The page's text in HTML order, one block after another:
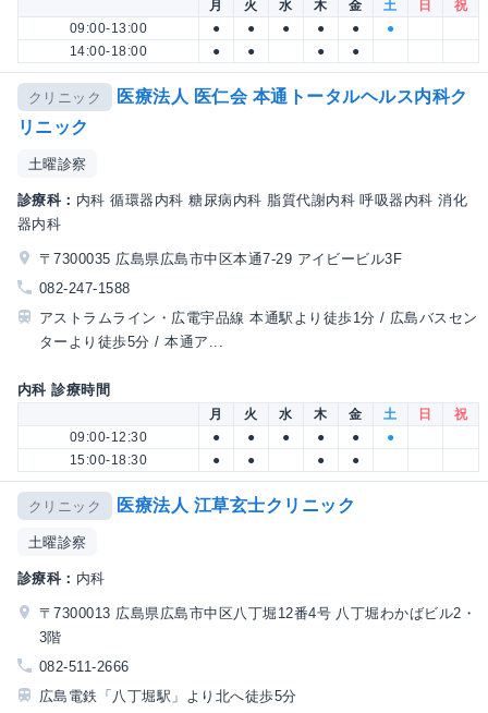
月 火 水 木 金 土 日
祝
09:00-13:00
● ● ● ● ●
●
14:00-18:00
● ● ● ●
クリニック
医療法人 医仁会 本通トータルヘルス内科ク
リニック
土曜診察
診療科： 内科 循環器内科 糖尿病内科 脂質代謝内科 呼吸器内科 消化
器内科
〒7300035 広島県広島市中区本通7-29 アイビービル3F
082-247-1588
アストラムライン・広電宇品線 本通駅より徒歩1分 / 広島バスセン
ターより徒歩5分 / 本通ア...
内科 診療時間
月 火 水 木 金 土 日
祝
09:00-12:30
● ● ● ● ●
●
15:00-18:30
● ● ● ●
クリニック 医療法人 江草玄士クリニック
土曜診察
診療科： 内科
〒7300013 広島県広島市中区八丁堀12番4号 八丁堀わかばビル2・
3階
082-511-2666
広島電鉄「八丁堀駅」より北へ徒歩5分